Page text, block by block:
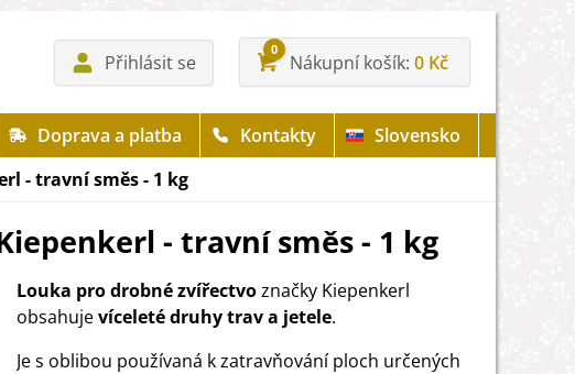
Přihlásit se
0
Nákupní košík 0 Kč
Doprava a platba Kontakty
Slovensko
- travní směs - 1 kg
- travní směs - 1 kg
Louka pro drobné zvířectvoznačky Kiepenkerl
obsahujevíceleté druhy trav a jetele.
Je s oblibou používaná k zatravňování ploch určených